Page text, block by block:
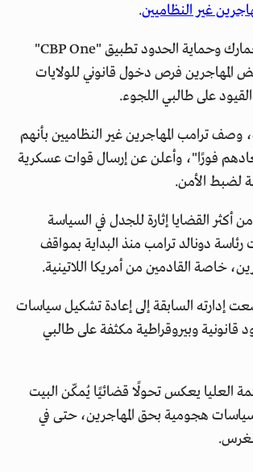
غير النظاميين.
كما ألغت إدارة الجمارك وحماية الحدود تطبيق "CBP One"
المهاجرين فرص دخول قانوني للولايات
على طالبي اللجوء.
ترامب المهاجرين غير النظاميين بأنهم
فورًا"، وأعلن عن إرسال قوات عسكرية
لضبط الأمن.
أكثر القضايا إثارة للجدل في السياسة
رئاسة دونالد ترامب منذ البداية بمواقف
خاصة القادمين من أمريكا اللاتينية.
عام 2017، سعت إدارته السابقة إلى إعادة تشكيل سياسات
قانونية وبيروقراطية مكثفة على طالبي
العليا يعكس تحولًا قضائيًا يُمكّن البيت
هجومية بحق المهاجرين، حتى في